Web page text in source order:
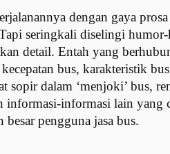
dengan gaya
seringkali diselingi humor-
detail. Entah yang
bus, karakteristik
sopir dalam ‘menjoki’ bus,
informasi-informasi lain yang
pengguna jasa bus.